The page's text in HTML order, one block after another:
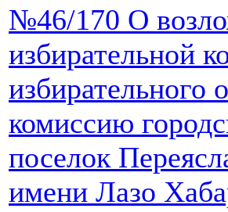
№46/170 О
избирательной
избирательного
комиссию
поселок
имени Лазо